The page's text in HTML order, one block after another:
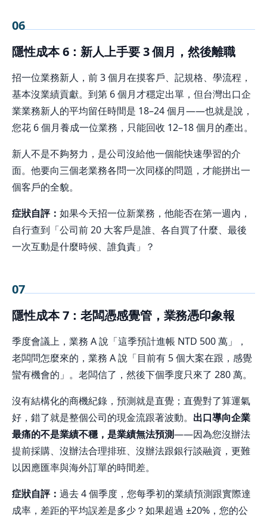
06
隱性成本 6：新人上手要 3 個月，然後離職
招一位業務新人，前 3 個月在摸客戶、記規格、學流程，
基本沒業績貢獻。到第 6 個月才穩定出單，但台灣出口企
業業務新人的平均留任時間是 18–24 個月——也就是說，
您花 6 個月養成一位業務，只能回收 12–18 個月的產出。
新人不是不夠努力，是公司沒給他一個能快速學習的介
面。他要向三個老業務各問一次同樣的問題，才能拼出一
個客戶的全貌。
症狀自評： 如果今天招一位新業務，他能否在第一週內，
自行查到「公司前 20 大客戶是誰、各自買了什麼、最後
一次互動是什麼時候、誰負責」？
07
隱性成本 7：老闆憑感覺管，業務憑印象報
季度會議上，業務 A 說「這季預計進帳 NTD 500 萬」，
老闆問怎麼來的，業務 A 說「目前有 5 個大案在跟，感覺
蠻有機會的」。老闆信了，然後下個季度只來了 280 萬。
沒有結構化的商機紀錄，預測就是直覺；直覺對了算運氣
好，錯了就是整個公司的現金流跟著波動。 出口導向企業
最痛的不是業績不穩，是業績無法預測——因為您沒辦法
提前採購、沒辦法合理排班、沒辦法跟銀行談融資，更難
以因應匯率與海外訂單的時間差。
症狀自評： 過去 4 個季度，您每季初的業績預測跟實際達
成率，差距的平均誤差是多少？如果超過 ±20%，您的公